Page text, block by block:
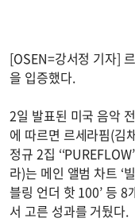
[OSEN=강서정 기자]
을 입증했다.
2일 발표된 미국 음악
에 따르면 르세라핌(김
정규 2집
라)는 메인 앨범 차트 ‘
블링 언더 핫 100’ 등 8
서 고른 성과를 거뒀다.